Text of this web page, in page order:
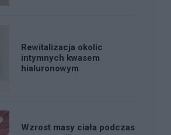
Rewitalizacja okolic
intymnych kwasem
hialuronowym
Wzrost masy ciała podczas